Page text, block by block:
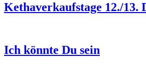
Kethaverkaufstage 12./13.
Ich könnte Du sein